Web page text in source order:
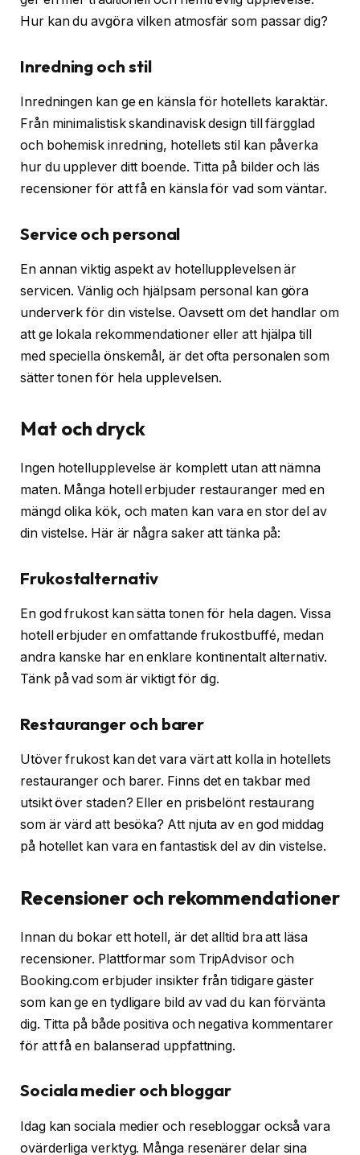
Hur kan du avgöra vilken atmosfär som passar dig?
Inredning och stil
Inredningen kan ge en känsla för hotellets karaktär.
Från minimalistisk skandinavisk design till färgglad
och bohemisk inredning, hotellets stil kan påverka
hur du upplever ditt boende. Titta på bilder och läs
recensioner för att få en känsla för vad som väntar.
Service och personal
En annan viktig aspekt av hotellupplevelsen är
servicen. Vänlig och hjälpsam personal kan göra
underverk för din vistelse. Oavsett om det handlar om
att ge lokala rekommendationer eller att hjälpa till
med speciella önskemål, är det ofta personalen som
sätter tonen för hela upplevelsen.
Mat och dryck
Ingen hotellupplevelse är komplett utan att nämna
maten. Många hotell erbjuder restauranger med en
mängd olika kök, och maten kan vara en stor del av
din vistelse. Här är några saker att tänka på:
Frukostalternativ
En god frukost kan sätta tonen för hela dagen. Vissa
hotell erbjuder en omfattande frukostbuffé, medan
andra kanske har en enklare kontinentalt alternativ.
Tänk på vad som är viktigt för dig.
Restauranger och barer
Utöver frukost kan det vara värt att kolla in hotellets
restauranger och barer. Finns det en takbar med
utsikt över staden? Eller en prisbelönt restaurang
som är värd att besöka? Att njuta av en god middag
på hotellet kan vara en fantastisk del av din vistelse.
Recensioner och rekommendationer
Innan du bokar ett hotell, är det alltid bra att läsa
recensioner. Plattformar som TripAdvisor och
Booking.com erbjuder insikter från tidigare gäster
som kan ge en tydligare bild av vad du kan förvänta
dig. Titta på både positiva och negativa kommentarer
för att få en balanserad uppfattning.
Sociala medier och bloggar
Idag kan sociala medier och resebloggar också vara
ovärderliga verktyg. Många resenärer delar sina